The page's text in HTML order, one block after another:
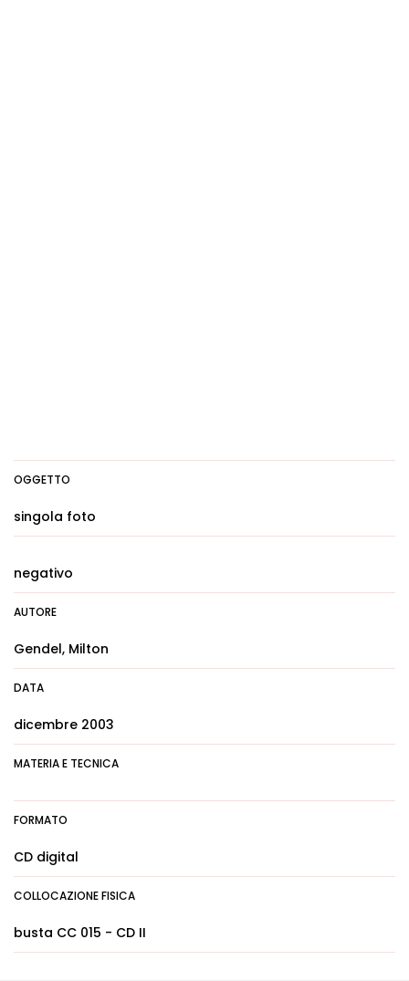
OGGETTO
singola foto
negativo
AUTORE
Gendel, Milton
DATA
dicembre 2003
MATERIA E TECNICA
FORMATO
CD digital
COLLOCAZIONE FISICA
busta CC 015 - CD II